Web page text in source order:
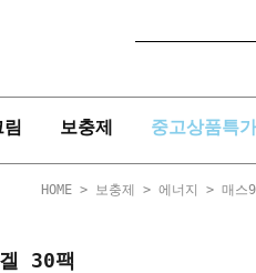
보충제 중고상품특가
HOME > 보충제 > 에너지 > 매스
30팩